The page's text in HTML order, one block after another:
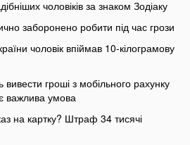
чоловіків за знаком Зодіаку
заборонено робити під час грози
чоловік впіймав 10-кілограмову
вивести гроші з мобільного рахунку
важлива умова
на картку? Штраф 34 тисячі